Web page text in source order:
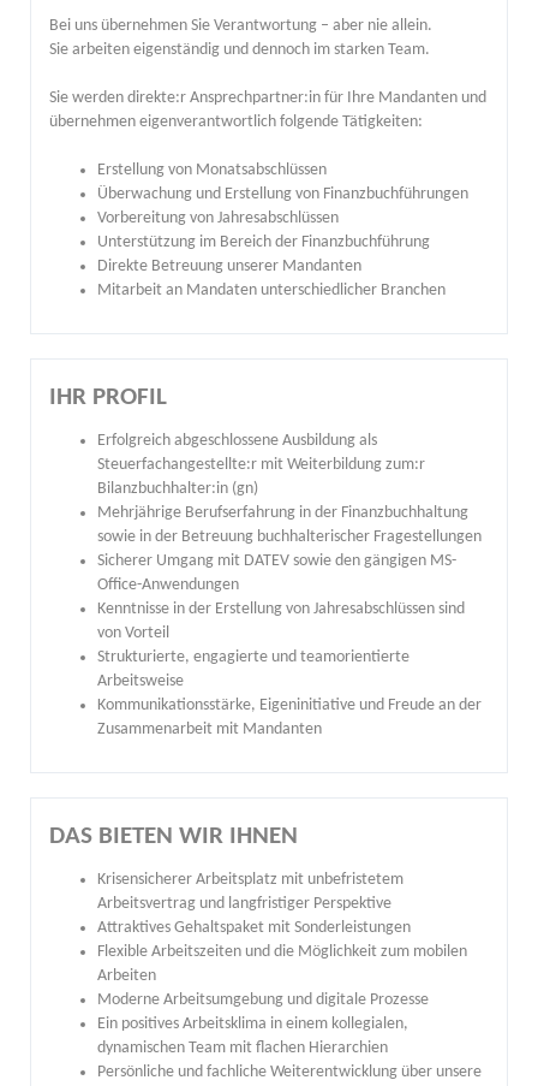
Bei uns übernehmen Sie Verantwortung – aber nie allein.
Sie arbeiten eigenständig und dennoch im starken Team.
Sie werden direkte:r Ansprechpartner:in für Ihre Mandanten und
übernehmen eigenverantwortlich folgende Tätigkeiten:
Erstellung von Monatsabschlüssen
Überwachung und Erstellung von Finanzbuchführungen
Vorbereitung von Jahresabschlüssen
Unterstützung im Bereich der Finanzbuchführung
Direkte Betreuung unserer Mandanten
Mitarbeit an Mandaten unterschiedlicher Branchen
IHR PROFIL
Erfolgreich abgeschlossene Ausbildung als
Steuerfachangestellte:r mit Weiterbildung zum:r
Bilanzbuchhalter:in (gn)
Mehrjährige Berufserfahrung in der Finanzbuchhaltung
sowie in der Betreuung buchhalterischer Fragestellungen
Sicherer Umgang mit DATEV sowie den gängigen MS-
Office-Anwendungen
Kenntnisse in der Erstellung von Jahresabschlüssen sind
von Vorteil
Strukturierte, engagierte und teamorientierte
Arbeitsweise
Kommunikationsstärke, Eigeninitiative und Freude an der
Zusammenarbeit mit Mandanten
DAS BIETEN WIR IHNEN
Krisensicherer Arbeitsplatz mit unbefristetem
Arbeitsvertrag und langfristiger Perspektive
Attraktives Gehaltspaket mit Sonderleistungen
Flexible Arbeitszeiten und die Möglichkeit zum mobilen
Arbeiten
Moderne Arbeitsumgebung und digitale Prozesse
Ein positives Arbeitsklima in einem kollegialen,
dynamischen Team mit flachen Hierarchien
Persönliche und fachliche Weiterentwicklung über unsere